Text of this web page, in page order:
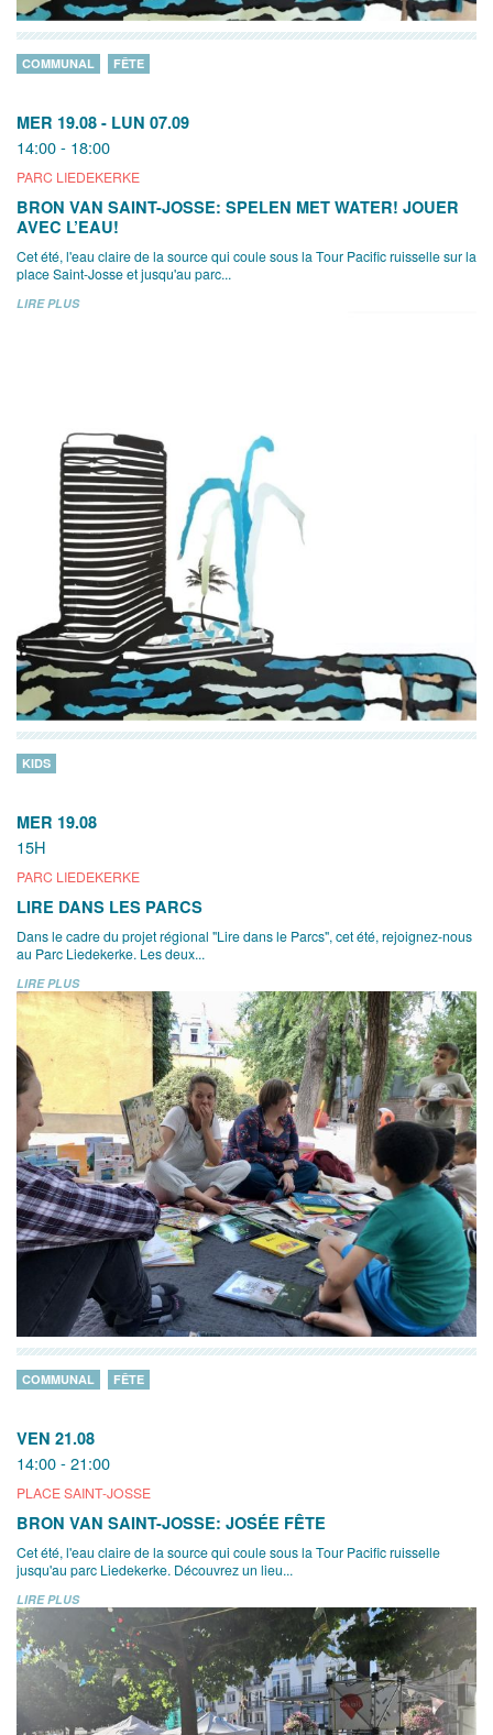
MER 19.08 - LUN 07.09
14:00 - 18:00
PARC LIEDEKERKE
COMMUNAL FÊTE
BRON VAN SAINT-JOSSE: SPELEN MET WATER! JOUER
AVEC L’EAU!
Cet été, l'eau claire de la source qui coule sous la Tour Pacific ruisselle sur la
place Saint-Josse et jusqu'au parc...
LIRE PLUS
MER 19.08
15H
PARC LIEDEKERKE
KIDS
LIRE DANS LES PARCS
Dans le cadre du projet régional "Lire dans le Parcs", cet été, rejoignez-nous
au Parc Liedekerke. Les deux...
LIRE PLUS
VEN 21.08
14:00 - 21:00
PLACE SAINT-JOSSE
COMMUNAL FÊTE
BRON VAN SAINT-JOSSE: JOSÉE FÊTE
Cet été, l'eau claire de la source qui coule sous la Tour Pacific ruisselle
jusqu'au parc Liedekerke. Découvrez un lieu...
LIRE PLUS